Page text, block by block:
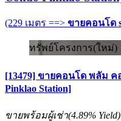
(229 เมตร ==> ขายคอนโด
ทรัพย์โครงการ(ใหม่)
[13479] ขายคอนโด พลัม ค
Pinklao Station]
ขายพร้อมผู้เช่า(4.89% Yield)